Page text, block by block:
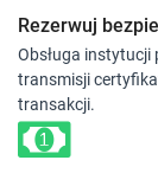
Rezerwuj
Obsługa instytucji
transmisji
transakcji.